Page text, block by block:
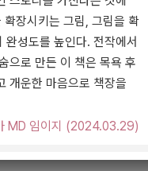
장시키는 그림, 그림을 확
성도를 높인다. 전작에서
으로 만든 이 책은 목욕 후
개운한 마음으로 책장을
MD 임이지 (2024.03.29)